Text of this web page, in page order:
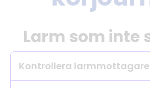
Larm som inte
Kontrollera larmmottagare